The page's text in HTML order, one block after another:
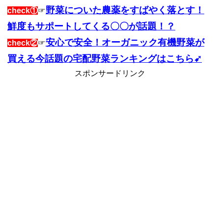
check①☞野菜についた農薬をすばやく落とす！
鮮度もサポートしてくる〇〇が話題！？
check②☞安心で安全！オーガニック有機野菜が
買える今話題の宅配野菜ランキングはこちら➹
スポンサードリンク